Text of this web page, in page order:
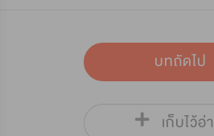
บทถัดไป
เก็บไว้อ่